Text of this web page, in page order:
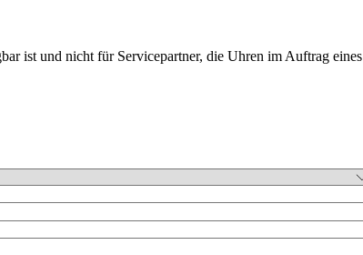
ist und nicht für Servicepartner, die Uhren im Auftrag eines